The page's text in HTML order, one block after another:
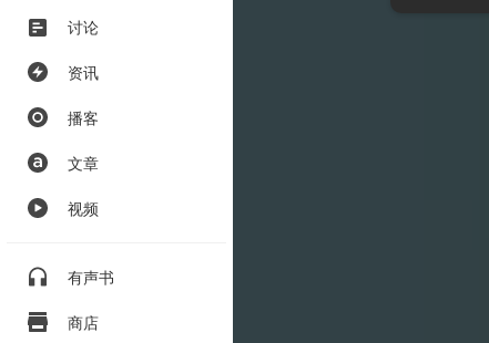
讨论
资讯
播客
文章
视频
有声书
商店